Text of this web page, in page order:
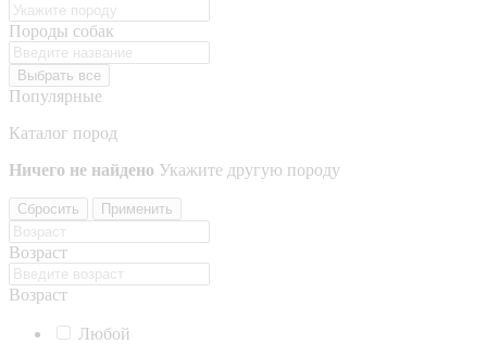
Породы собак
Выбрать все
Популярные
Каталог пород
Ничего не найдено Укажите другую породу
Сбросить Применить
Возраст
Возраст
Любой